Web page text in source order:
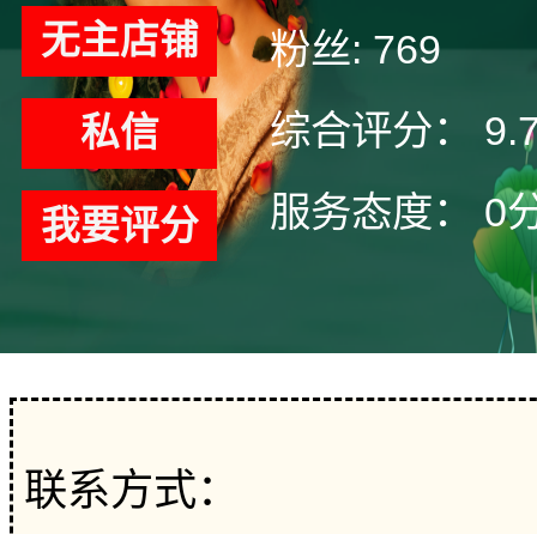
无主店铺
私信
我要评分
粉丝: 769
综合评分：
服务态度：
0
联系方式：